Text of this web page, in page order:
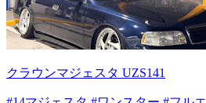
クラウンマジェスタ UZS141